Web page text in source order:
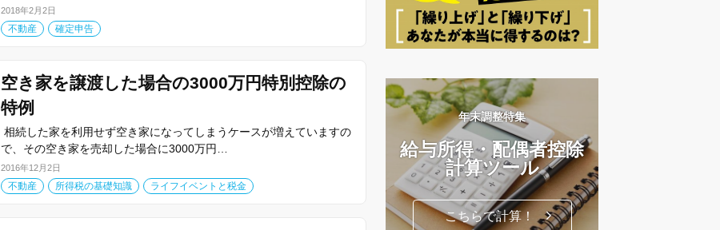
2018年2月2日
不動産 確定申告
空き家を譲渡した場合の3000万円特別控除の
特例
相続した家を利用せず空き家になってしまうケースが増えていますの
で、その空き家を売却した場合に3000万円…
2016年12月2日
不動産 所得税の基礎知識 ライフイベントと税金
年末調整特集
給与所得・配偶者控除
計算ツール
こちらで計算！